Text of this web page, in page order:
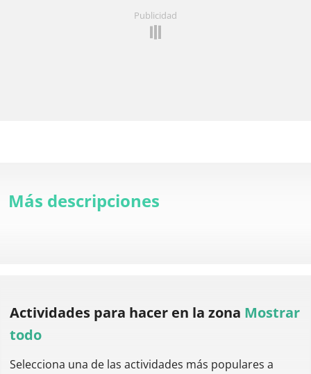
Publicidad
Más descripciones
Actividades para hacer en la zona Mostrar
todo
Selecciona una de las actividades más populares a